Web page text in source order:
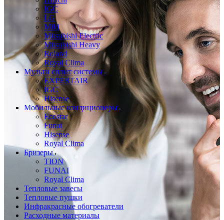
IGC
LG
Mild
Mitsubishi Electric
Mitsubishi Heavy
Roland
Royal Clima
Мульти сплит системы
EXPERTAIR
IGC
Hisense
Мобильные кондиционеры
Ecostar
Funai
Hisense
Royal Clima
Бризеры
TION
FUNAI
Royal Clima
Тепловые завесы
Тепловые пушки
Инфракрасные обогреватели
Расходные материалы